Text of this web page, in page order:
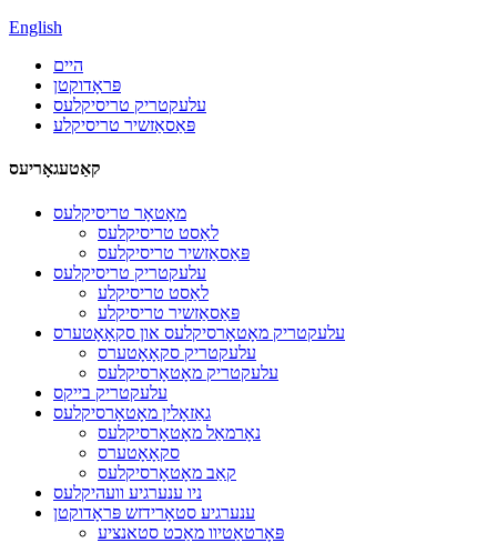
English
היים
פּראָדוקטן
עלעקטריק טריסיקלעס
פּאַסאַזשיר טריסיקלע
קאַטעגאָריעס
מאָטאָר טריסיקלעס
לאַסט טריסיקלעס
פּאַסאַזשיר טריסיקלעס
עלעקטריק טריסיקלעס
לאַסט טריסיקלע
פּאַסאַזשיר טריסיקלע
עלעקטריק מאָטאָרסיקלעס און סקאָאָטערס
עלעקטריק סקאָאָטערס
עלעקטריק מאָטאָרסיקלעס
עלעקטריק בייקס
גאַזאָלין מאָטאָרסיקלעס
נאָרמאַל מאָטאָרסיקלעס
סקאָאָטערס
קאַב מאָטאָרסיקלעס
ניו ענערגיע וועהיקלעס
ענערגיע סטאָרידזש פּראָדוקטן
פּאָרטאַטיוו מאַכט סטאנציע